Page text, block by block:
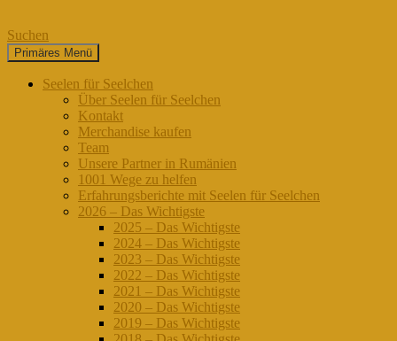
Seelen für Seelchen
Suchen
Primäres Menü
Seelen für Seelchen
Über Seelen für Seelchen
Kontakt
Merchandise kaufen
Team
Unsere Partner in Rumänien
1001 Wege zu helfen
Erfahrungsberichte mit Seelen für Seelchen
2026 – Das Wichtigste
2025 – Das Wichtigste
2024 – Das Wichtigste
2023 – Das Wichtigste
2022 – Das Wichtigste
2021 – Das Wichtigste
2020 – Das Wichtigste
2019 – Das Wichtigste